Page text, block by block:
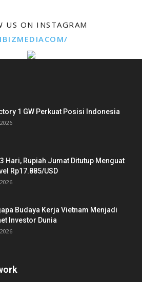
US ON INSTAGRAM
1 GW Perkuat Posisi Indonesia
Hari, Rupiah Jumat Ditutup Menguat
Rp17.885/USD
Budaya Kerja Vietnam Menjadi
Investor Dunia